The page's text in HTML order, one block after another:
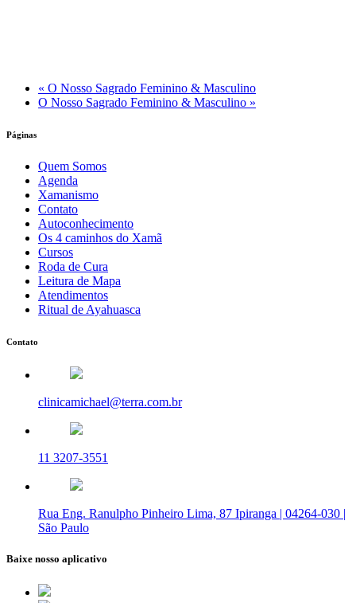
« O Nosso Sagrado Feminino & Masculino
O Nosso Sagrado Feminino & Masculino »
Páginas
Quem Somos
Agenda
Xamanismo
Contato
Autoconhecimento
Os 4 caminhos do Xamã
Cursos
Roda de Cura
Leitura de Mapa
Atendimentos
Ritual de Ayahuasca
Contato
clinicamichael@terra.com.br
11 3207-3551
Rua Eng. Ranulpho Pinheiro Lima, 87 Ipiranga | 04264-030 |
São Paulo
Baixe nosso aplicativo